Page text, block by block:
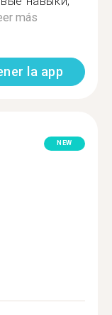
más
la app
NEW